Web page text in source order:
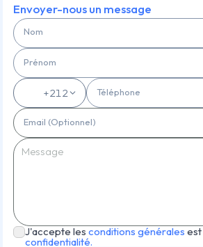
Envoyer-nous un message
Nom
Prénom
+212 Téléphone
Email (Optionnel)
J'accepte les conditions générales est
confidentialité.